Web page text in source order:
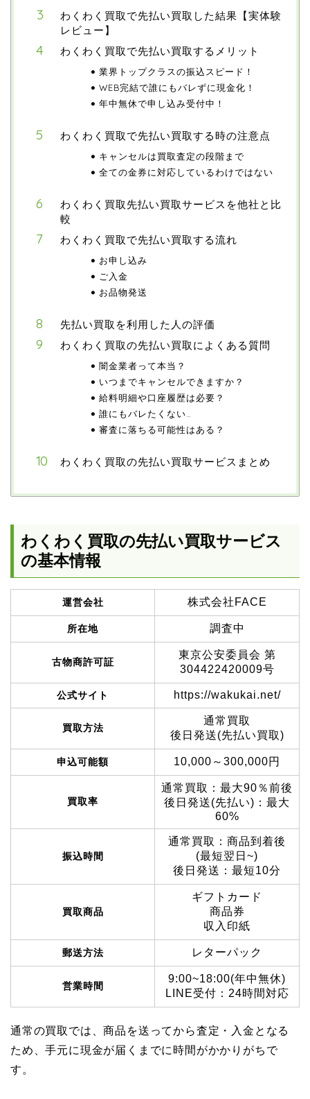
わくわく買取で先払い買取した結果【実体験
レビュー】
わくわく買取で先払い買取するメリット
業界トップクラスの振込スピード！
WEB完結で誰にもバレずに現金化！
年中無休で申し込み受付中！
わくわく買取で先払い買取する時の注意点
キャンセルは買取査定の段階まで
全ての金券に対応しているわけではない
わくわく買取先払い買取サービスを他社と比
較
わくわく買取で先払い買取する流れ
お申し込み
ご入金
お品物発送
先払い買取を利用した人の評価
わくわく買取の先払い買取によくある質問
闇金業者って本当？
いつまでキャンセルできますか？
給料明細や口座履歴は必要？
誰にもバレたくない…
審査に落ちる可能性はある？
わくわく買取の先払い買取サービスまとめ
わくわく買取の先払い買取サービス
の基本情報
運営会社 株式会社FACE
所在地 調査中
古物商許可証
東京公安委員会 第
304422420009号
公式サイト https://wakukai.net/
買取方法
通常買取
後日発送(先払い買取)
申込可能額 10,000～300,000円
買取率
通常買取：最大90％前後
後日発送(先払い)：最大
60%
振込時間
通常買取：商品到着後
(最短翌日~)
後日発送：最短10分
買取商品
ギフトカード
商品券
収入印紙
郵送方法 レターパック
営業時間
9:00~18:00(年中無休)
LINE受付：24時間対応
通常の買取では、商品を送ってから査定・入金となる
ため、手元に現金が届くまでに時間がかかりがちで
す。